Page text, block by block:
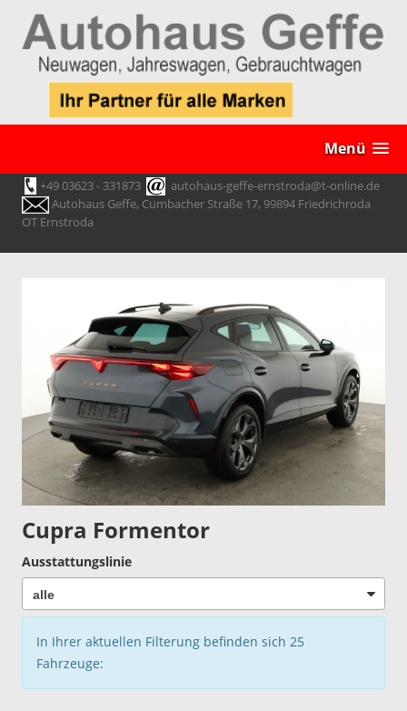
Menü
+49 03623 - 331873
autohaus-geffe-ernstroda@t-online.de
Autohaus Geffe, Cumbacher Straße 17, 99894 Friedrichroda
OT Ernstroda
Cupra Formentor
Ausstattungslinie
In Ihrer aktuellen Filterung befinden sich 25
Fahrzeuge: